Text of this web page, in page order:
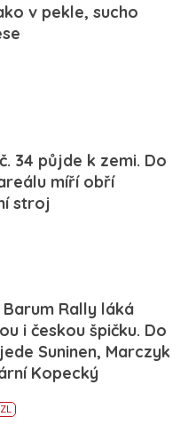
v pekle, sucho
34 půjde k zemi. Do
míří obří
stroj
Rally láká
i českou špičku. Do
Suninen, Marczyk
Kopecký
ZL